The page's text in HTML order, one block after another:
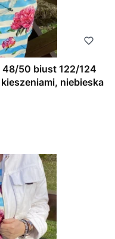
48/50 biust 122/124
niebieska